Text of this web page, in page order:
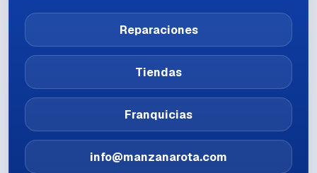
Reparaciones
Tiendas
Franquicias
info@manzanarota.com